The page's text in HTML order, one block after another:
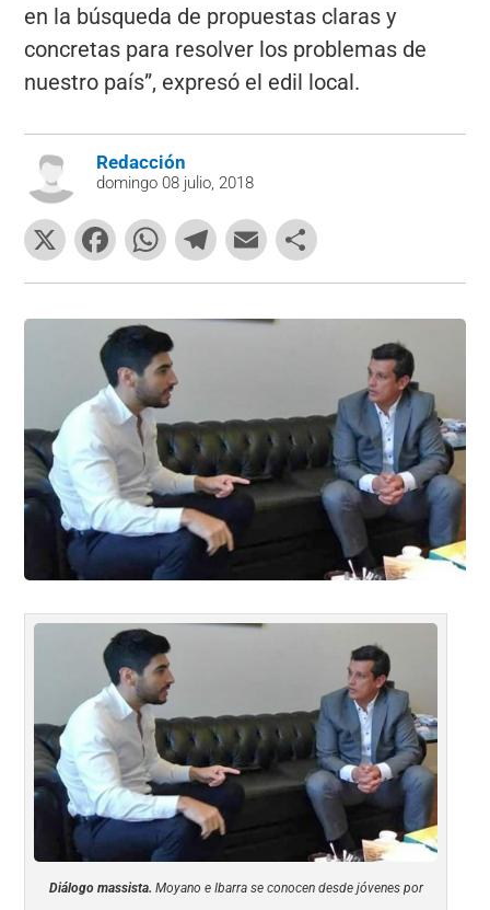
en la búsqueda de propuestas claras y
concretas para resolver los problemas de
nuestro país”, expresó el edil local.
Redacción
domingo 08 julio, 2018
X
F
a
c
e
b
o
o
k
W
h
at
s
A
p
p
T
el
e
m
E
m
ai
o
m
tir
Diálogo massista. Moyano e Ibarra se conocen desde jóvenes por